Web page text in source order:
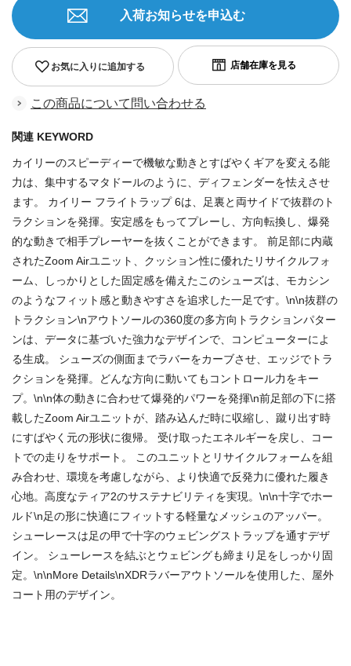
お気に入りに追加する
入荷お知らせを申込む
この商品について問い合わせる
関連 KEYWORD
カイリーのスピーディーで機敏な動きとすばやくギアを変える能
力は、集中するマタドールのように、ディフェンダーを怯えさせ
ます。 カイリー フライトラップ 6は、足裏と両サイドで抜群のト
ラクションを発揮。安定感をもってプレーし、方向転換し、爆発
的な動きで相手プレーヤーを抜くことができます。 前足部に内蔵
されたZoom Airユニット、クッション性に優れたリサイクルフォ
ーム、しっかりとした固定感を備えたこのシューズは、モカシン
のようなフィット感と動きやすさを追求した一足です。\n\n抜群の
トラクション\nアウトソールの360度の多方向トラクションパター
ンは、データに基づいた強力なデザインで、コンピューターによ
る生成。 シューズの側面までラバーをカーブさせ、エッジでトラ
クションを発揮。どんな方向に動いてもコントロール力をキー
プ。\n\n体の動きに合わせて爆発的パワーを発揮\n前足部の下に搭
載したZoom Airユニットが、踏み込んだ時に収縮し、蹴り出す時
にすばやく元の形状に復帰。 受け取ったエネルギーを戻し、コー
トでの走りをサポート。 このユニットとリサイクルフォームを組
み合わせ、環境を考慮しながら、より快適で反発力に優れた履き
心地。高度なティア2のサステナビリティを実現。\n\n十字でホー
ルド\n足の形に快適にフィットする軽量なメッシュのアッパー。
シューレースは足の甲で十字のウェビングストラップを通すデザ
イン。 シューレースを結ぶとウェビングも締まり足をしっかり固
定。\n\nMore Details\nXDRラバーアウトソールを使用した、屋外
コート用のデザイン。